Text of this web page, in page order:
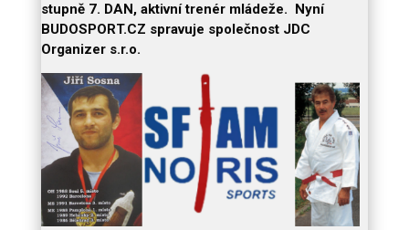
stupně 7. DAN, aktivní trenér mládeže. Nyní
BUDOSPORT.CZ spravuje společnost JDC
Organizer s.r.o.